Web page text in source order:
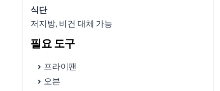
⑤ 응용/대체재
식단
저지방, 비건 대체 가능
필요 도구
프라이팬
오븐